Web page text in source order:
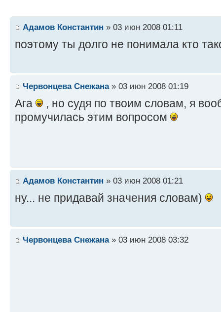
Адамов Константин » 03 июн 2008 01:11
поэтому ты долго не понимала кто
Червонцева Снежана» 03 июн 2008 01:19
Ага
, но судя по твоим словам, я
промучилась этим вопросом
Адамов Константин » 03 июн 2008 01:21
ну... не придавай значения словам)
Червонцева Снежана» 03 июн 2008 03:32